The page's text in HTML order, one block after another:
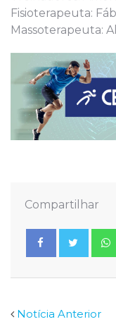
Fisioterapeuta:
Massoterapeuta:
Compartilhar
Notícia Anterior